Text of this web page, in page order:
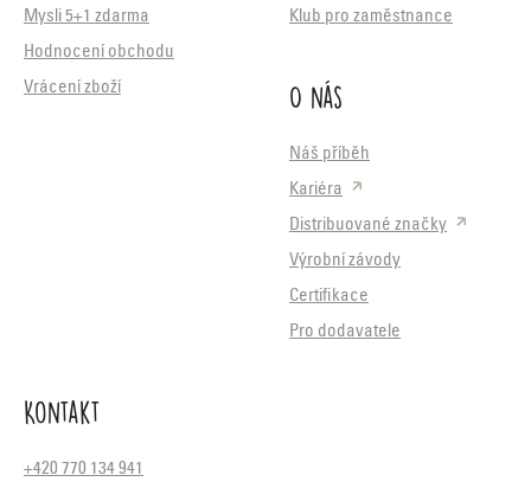
Mysli 5+1 zdarma
Hodnocení obchodu
Vrácení zboží
Klub pro zaměstnance
O nás
Náš příběh
Kariéra
Distribuované značky
Výrobní závody
Certifikace
Pro dodavatele
Kontakt
+420 770 134 941